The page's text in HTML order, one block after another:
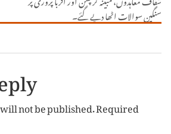
سنگین سوالات اٹھا دیے گئے۔
not be published.Required